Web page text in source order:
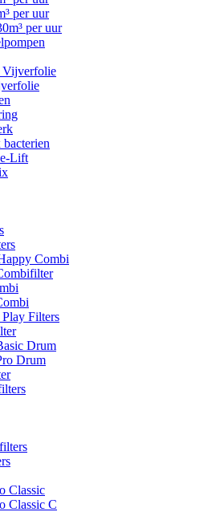
per uur
per uur
Lift
Combi
Filters
Drum
Drum
Classic
Classic C